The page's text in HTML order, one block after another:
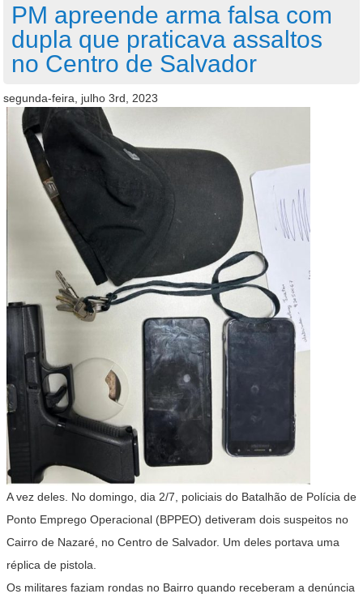
PM apreende arma falsa com
dupla que praticava assaltos
no Centro de Salvador
segunda-feira, julho 3rd, 2023
A vez deles. No domingo, dia 2/7, policiais do Batalhão de Polícia de
Ponto Emprego Operacional (BPPEO) detiveram dois suspeitos no
Cairro de Nazaré, no Centro de Salvador. Um deles portava uma
réplica de pistola.
Os militares faziam rondas no Bairro quando receberam a denúncia